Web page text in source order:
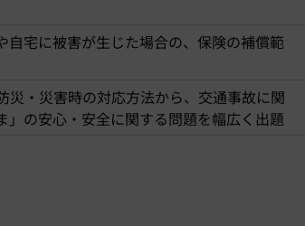
自宅に被害が生じた場合の、保険の補償範
災・災害時の対応方法から、交通事故に関
」の安心・安全に関する問題を幅広く出題